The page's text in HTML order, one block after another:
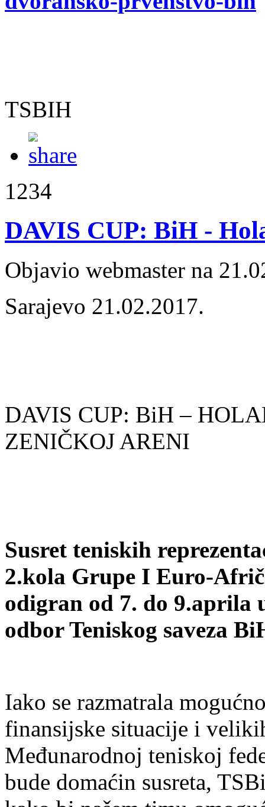
TSBIH
1234
DAVIS CUP: BiH -
Objavio webmaster na
Sarajevo 21.02.2017.
DAVIS CUP: BiH –
ZENIČKOJ ARENI
Susret teniskih
2.kola Grupe I Euro-
odigran od 7. do 9.aprila
odbor Teniskog saveza
Iako se razmatrala
finansijske situacije i
Međunarodnoj teniskoj
bude domaćin susreta,